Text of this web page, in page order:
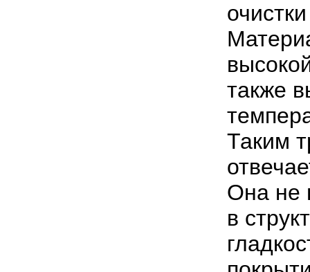
также
Таким
Она не
в